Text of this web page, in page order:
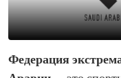
Федерация